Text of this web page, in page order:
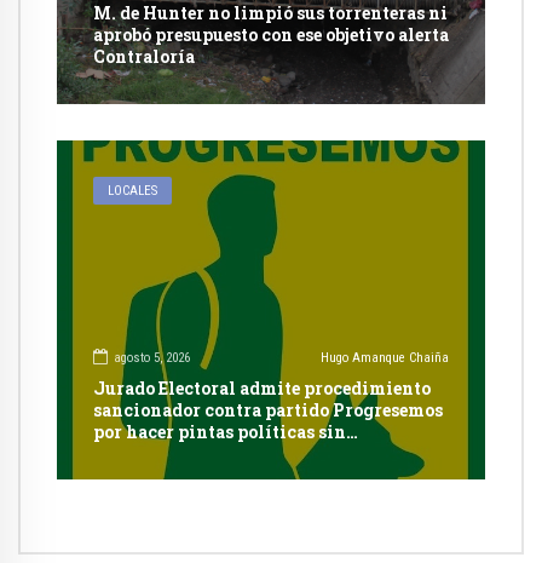
M. de Hunter no limpió sus torrenteras ni
aprobó presupuesto con ese objetivo alerta
Contraloría
LOCALES
agosto 5, 2026 Hugo Amanque Chaiña
Jurado Electoral admite procedimiento
sancionador contra partido Progresemos
por hacer pintas políticas sin
autorización en Cayma